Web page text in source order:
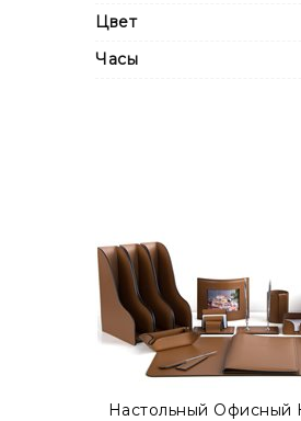
Цвет
Часы
Настольный Офисный